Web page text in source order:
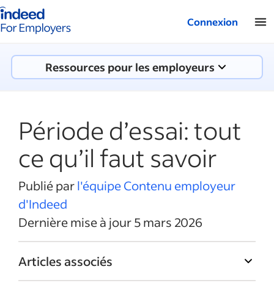
Indeed - Entreprises
Connexion
Ressources pour les employeurs
Période d’essai: tout
ce qu’il faut savoir
Publié parl'équipe Contenu employeur
d'Indeed
Dernière mise à jour 5 mars 2026
Articles associés